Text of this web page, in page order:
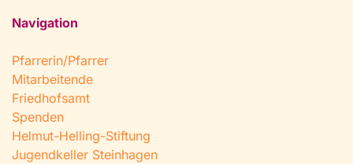
Navigation
Pfarrerin/Pfarrer
Mitarbeitende
Friedhofsamt
Spenden
Helmut-Helling-Stiftung
Jugendkeller Steinhagen